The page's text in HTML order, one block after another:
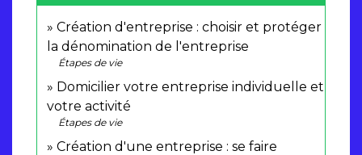
Création d'entreprise : choisir et protéger
la dénomination de l'entreprise
Étapes de vie
Domicilier votre entreprise individuelle et
votre activité
Étapes de vie
Création d'une entreprise : se faire